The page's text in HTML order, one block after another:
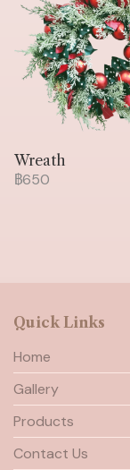
Wreath
฿650
Quick Links
Home
Gallery
Products
Contact Us